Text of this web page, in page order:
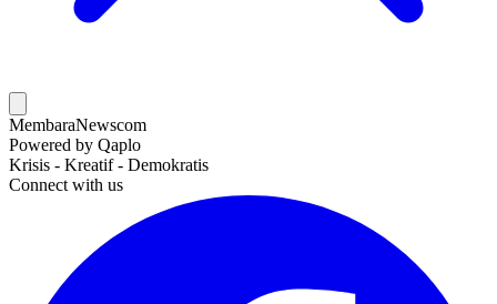
MembaraNewscom
Powered by Qaplo
Krisis - Kreatif - Demokratis
Connect with us